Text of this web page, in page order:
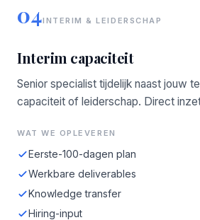
04INTERIM & LEIDERSCHAP
Interim capaciteit
Senior specialist tijdelijk naast jouw
capaciteit of leiderschap. Direct
WAT WE OPLEVEREN
Eerste-100-dagen plan
Werkbare deliverables
Knowledge transfer
Hiring-input